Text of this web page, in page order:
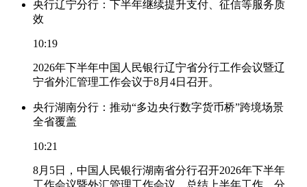
央行辽宁分行：下半年继续提升支付、征信等服务质
效
10:19
2026年下半年中国人民银行辽宁省分行工作会议暨辽
宁省外汇管理工作会议于8月4日召开。
央行湖南分行：推动“多边央行数字货币桥”跨境场景
全省覆盖
10:21
8月5日，中国人民银行湖南省分行召开2026年下半年
工作会议暨外汇管理工作会议，总结上半年工作，分